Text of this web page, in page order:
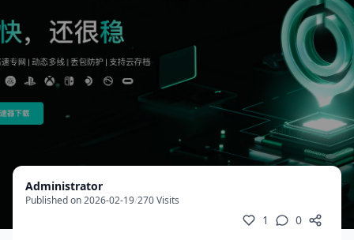
Administrator
Published on 2026-02-19/270 Visits
1 0